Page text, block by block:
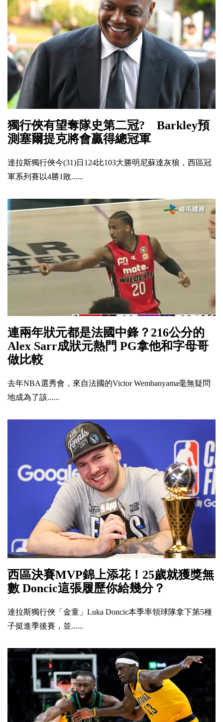
獨行俠有望奪隊史第二冠? Barkley預
測塞爾提克將會贏得總冠軍
達拉斯獨行俠今(31)日124比103大勝明尼蘇達灰狼，西區冠
軍系列賽以4勝1敗......
連兩年狀元都是法國中鋒？216公分的
Alex Sarr成狀元熱門 PG拿他和字母哥
做比較
去年NBA選秀會，來自法國的Victor Wembanyama毫無疑問
地成為了該......
西區決賽MVP錦上添花！25歲就獲獎無
數 Doncic這張履歷你給幾分？
達拉斯獨行俠「金童」Luka Doncic本季率領球隊拿下第5種
子挺進季後賽，並......